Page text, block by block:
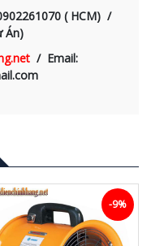
( HCM) /
Án)
/ Email:
-9%